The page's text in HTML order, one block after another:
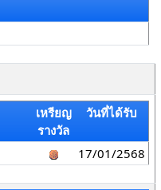
เหรียญ
รางวัล
วันที่ได้รับ
17/01/2568